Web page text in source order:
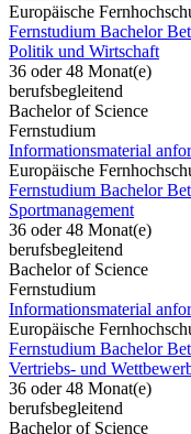
Europäische
Fernstudium Bachelor
Politik und Wirtschaft
36 oder 48 Monat(e)
berufsbegleitend
Bachelor of Science
Fernstudium
Informationsmaterial
Europäische
Fernstudium Bachelor
Sportmanagement
36 oder 48 Monat(e)
berufsbegleitend
Bachelor of Science
Fernstudium
Informationsmaterial
Europäische
Fernstudium Bachelor
Vertriebs- und
36 oder 48 Monat(e)
berufsbegleitend
Bachelor of Science